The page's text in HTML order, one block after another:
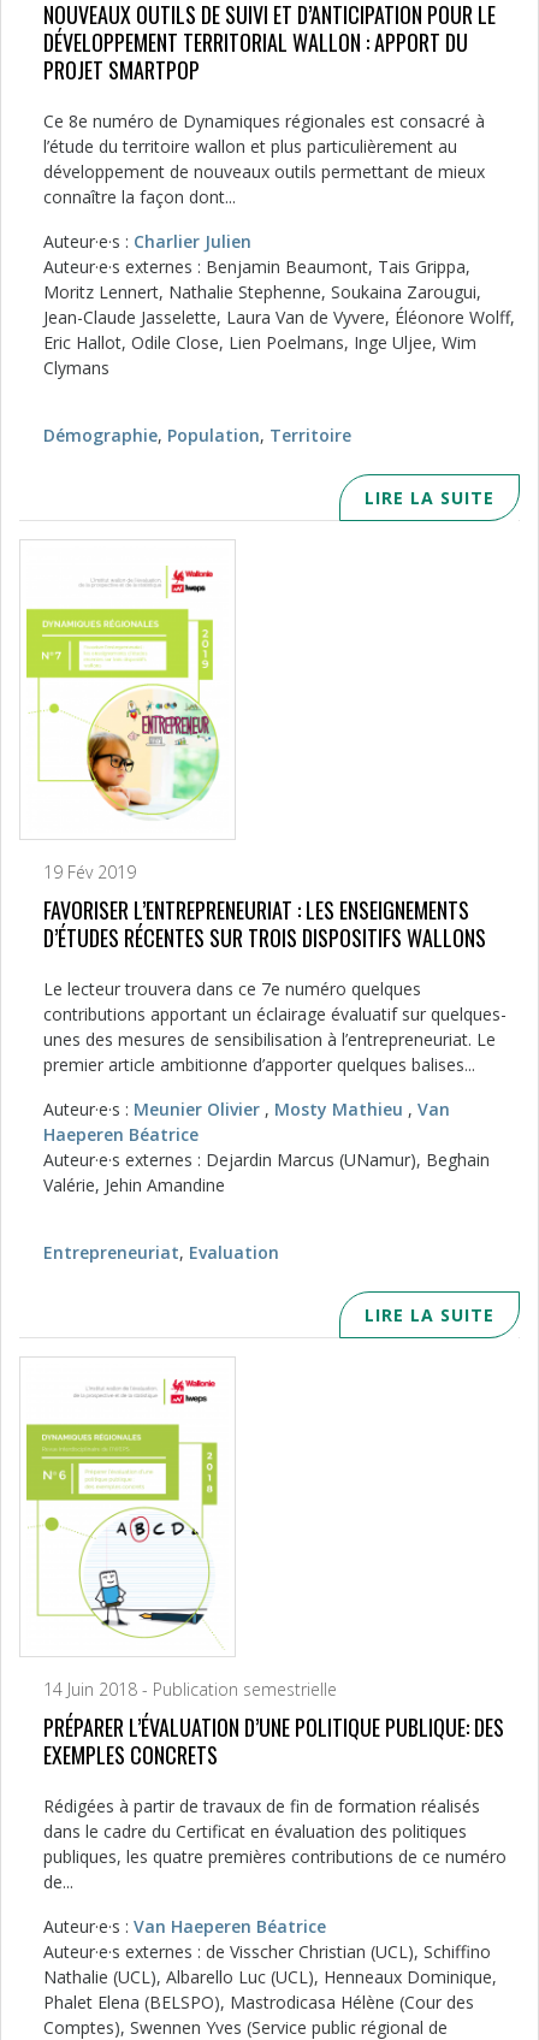
NOUVEAUX OUTILS DE SUIVI ET D’ANTICIPATION POUR LE
DÉVELOPPEMENT TERRITORIAL WALLON : APPORT DU
PROJET SMARTPOP
Ce 8e numéro de Dynamiques régionales est consacré à
l’étude du territoire wallon et plus particulièrement au
développement de nouveaux outils permettant de mieux
connaître la façon dont...
Auteur·e·s : Charlier Julien
Auteur·e·s externes : Benjamin Beaumont, Tais Grippa,
Moritz Lennert, Nathalie Stephenne, Soukaina Zarougui,
Jean-Claude Jasselette, Laura Van de Vyvere, Éléonore Wolff,
Eric Hallot, Odile Close, Lien Poelmans, Inge Uljee, Wim
Clymans
Démographie, Population, Territoire
LIRE LA SUITE
19 Fév 2019
FAVORISER L’ENTREPRENEURIAT : LES ENSEIGNEMENTS
D’ÉTUDES RÉCENTES SUR TROIS DISPOSITIFS WALLONS
Le lecteur trouvera dans ce 7e numéro quelques
contributions apportant un éclairage évaluatif sur quelques-
unes des mesures de sensibilisation à l’entrepreneuriat. Le
premier article ambitionne d’apporter quelques balises...
Auteur·e·s : Meunier Olivier , Mosty Mathieu , Van
Haeperen Béatrice
Auteur·e·s externes : Dejardin Marcus (UNamur), Beghain
Valérie, Jehin Amandine
Entrepreneuriat, Evaluation
LIRE LA SUITE
14 Juin 2018 - Publication semestrielle
PRÉPARER L’ÉVALUATION D’UNE POLITIQUE PUBLIQUE: DES
EXEMPLES CONCRETS
Rédigées à partir de travaux de fin de formation réalisés
dans le cadre du Certificat en évaluation des politiques
publiques, les quatre premières contributions de ce numéro
de...
Auteur·e·s : Van Haeperen Béatrice
Auteur·e·s externes : de Visscher Christian (UCL), Schiffino
Nathalie (UCL), Albarello Luc (UCL), Henneaux Dominique,
Phalet Elena (BELSPO), Mastrodicasa Hélène (Cour des
Comptes), Swennen Yves (Service public régional de